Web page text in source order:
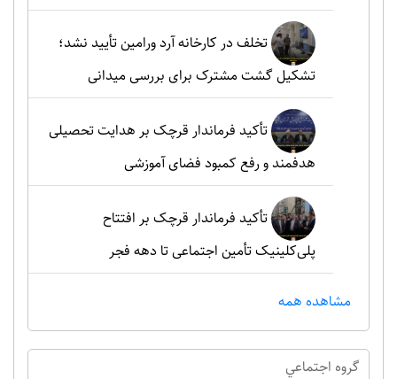
تخلف در کارخانه آرد ورامین تأیید نشد؛
تشکیل گشت مشترک برای بررسی میدانی
تأکید فرماندار قرچک بر هدایت تحصیلی
هدفمند و رفع کمبود فضای آموزشی
تأکید فرماندار قرچک بر افتتاح
پلی‌کلینیک تأمین اجتماعی تا دهه فجر
مشاهده همه
گروه اجتماعي